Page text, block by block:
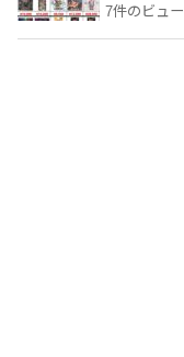
7件のビュー